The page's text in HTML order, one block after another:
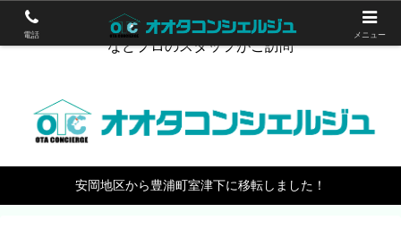
下関のハウスクリーニング。エアコン掃除やワックスがけ
などプロのスタッフがご訪問
安岡地区から豊浦町室津下に移転しました！
電話 メニュー